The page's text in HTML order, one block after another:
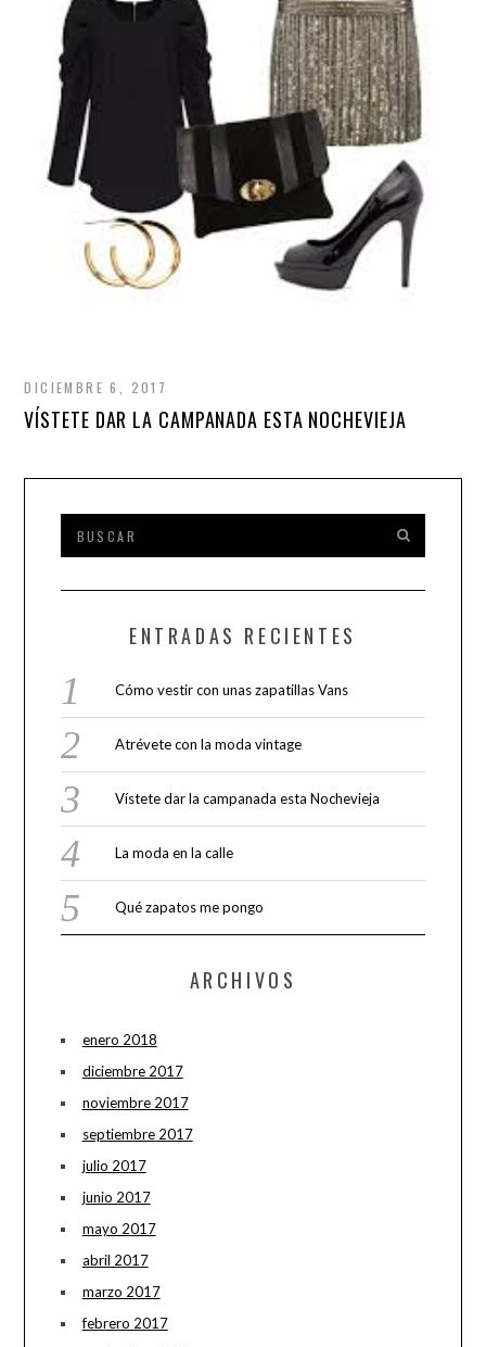
DICIEMBRE 6, 2017
VÍSTETE DAR LA CAMPANADA ESTA NOCHEVIEJA
ENTRADAS RECIENTES
Cómo vestir con unas zapatillas Vans
Atrévete con la moda vintage
Vístete dar la campanada esta Nochevieja
La moda en la calle
Qué zapatos me pongo
ARCHIVOS
enero 2018
diciembre 2017
noviembre 2017
septiembre 2017
julio 2017
junio 2017
mayo 2017
abril 2017
marzo 2017
febrero 2017